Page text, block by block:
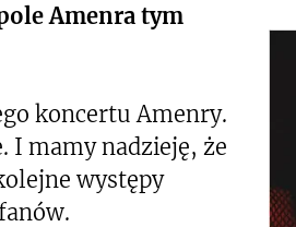
Amenra tym
koncertu Amenry.
I mamy nadzieję, że
występy